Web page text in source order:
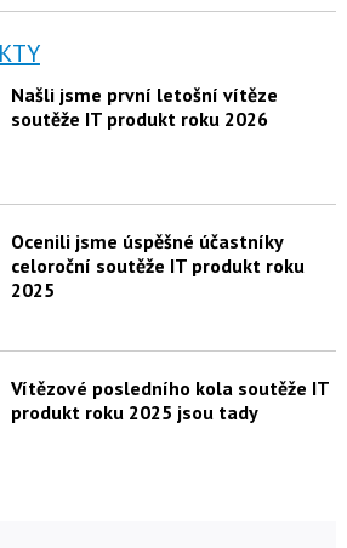
Našli jsme první letošní vítěze
soutěže IT produkt roku 2026
Ocenili jsme úspěšné účastníky
celoroční soutěže IT produkt roku
2025
Vítězové posledního kola soutěže IT
produkt roku 2025 jsou tady